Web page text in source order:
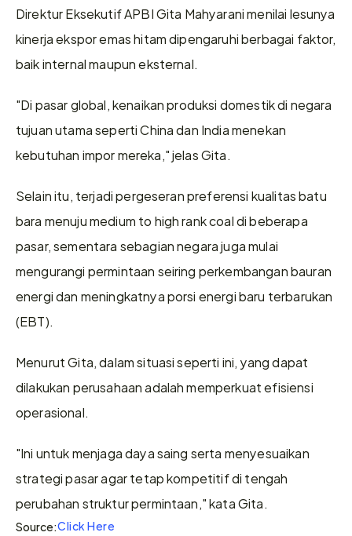
Direktur Eksekutif APBI Gita Mahyarani menilai lesunya
kinerja ekspor emas hitam dipengaruhi berbagai faktor,
baik internal maupun eksternal.
"Di pasar global, kenaikan produksi domestik di negara
tujuan utama seperti China dan India menekan
kebutuhan impor mereka," jelas Gita.
Selain itu, terjadi pergeseran preferensi kualitas batu
bara menuju medium to high rank coal di beberapa
pasar, sementara sebagian negara juga mulai
mengurangi permintaan seiring perkembangan bauran
energi dan meningkatnya porsi energi baru terbarukan
(EBT).
Menurut Gita, dalam situasi seperti ini, yang dapat
dilakukan perusahaan adalah memperkuat efisiensi
operasional.
"Ini untuk menjaga daya saing serta menyesuaikan
strategi pasar agar tetap kompetitif di tengah
perubahan struktur permintaan," kata Gita.
Source:Click Here